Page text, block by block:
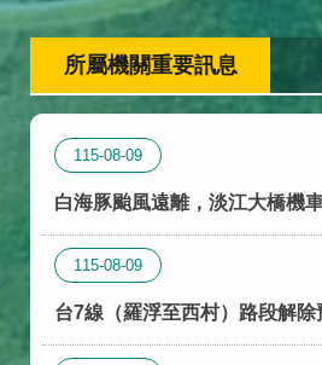
所屬機關重要訊息
115-08-09
白海豚颱風遠離，淡江大橋機
115-08-09
台7線（羅浮至西村）路段解除